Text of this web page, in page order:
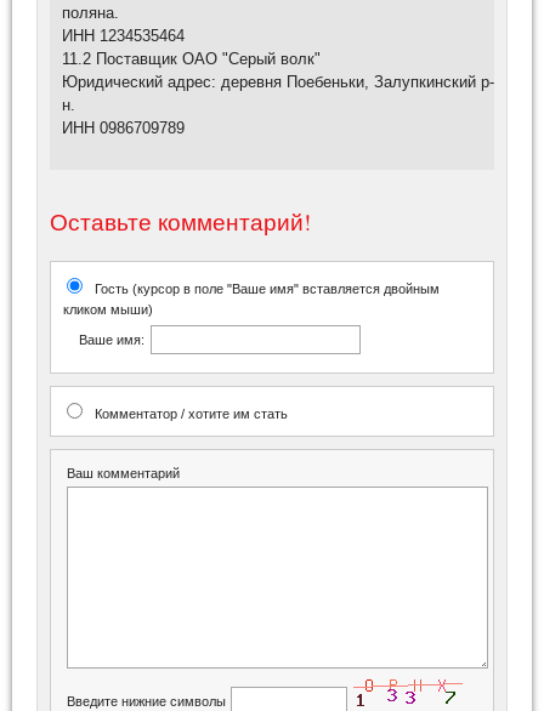
поляна.
ИНН 1234535464
11.2 Поставщик ОАО "Серый волк"
Юридический адрес: деревня Поебеньки, Залупкинский р-
н.
ИНН 0986709789
Оставьте комментарий!
Гость (курсор в поле "Ваше имя" вставляется двойным
кликом мыши)
Ваше имя:
Комментатор / хотите им стать
Ваш комментарий
Введите нижние символы